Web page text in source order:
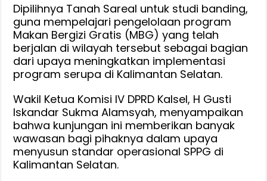
Dipilihnya Tanah Sareal untuk studi banding,
guna mempelajari pengelolaan program
Makan Bergizi Gratis (MBG) yang telah
berjalan di wilayah tersebut sebagai bagian
dari upaya meningkatkan implementasi
program serupa di Kalimantan Selatan.
Wakil Ketua Komisi IV DPRD Kalsel, H Gusti
Iskandar Sukma Alamsyah, menyampaikan
bahwa kunjungan ini memberikan banyak
wawasan bagi pihaknya dalam upaya
menyusun standar operasional SPPG di
Kalimantan Selatan.